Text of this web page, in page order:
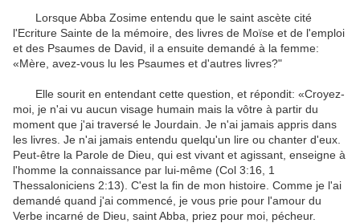
LorsqueAbba Zosime entendu que le saint ascète cité
l'Ecriture Sainte de la mémoire des livres de Moïse et de l'emploi
et des Psaumes de David , il a ensuite demandé à la femme:
«Mère, avez-vous lu les Psaumes et d'autres livres?"
Elle sourit en entendant cette question et répondit: «Croyez-
moi, je n'ai vu aucun visage humain mais la vôtre à partir du
moment que j'ai traversé le Jourdain Je n'ai jamais appris dans
les livres. Je n'ai jamais entendu quelqu'un lire ou chanter d'eux
Peut-être la Parole de Dieu qui est vivant et agissant enseigne à
l'homme la connaissance par lui-même (Col 3:16
1
Thessaloniciens 2:13). C'est la fin de mon histoire Comme je l'ai
demandé quand j'ai commencé , je vous prie pour l'amour du
Verbe incarné de Dieu , saintAbba , priez pour moi, pécheur.